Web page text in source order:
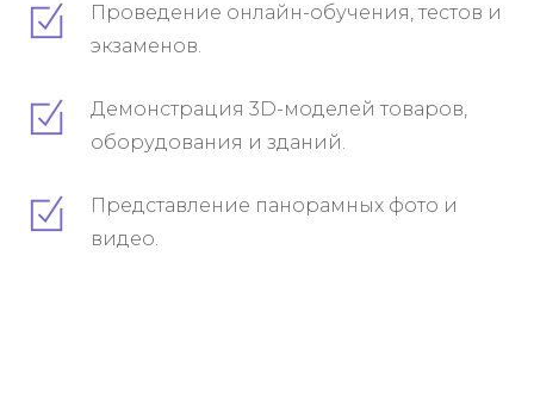
Проведение онлайн-обучения, тестов и
экзаменов.
Демонстрация 3D-моделей товаров,
оборудования и зданий.
Представление панорамных фото и
видео.